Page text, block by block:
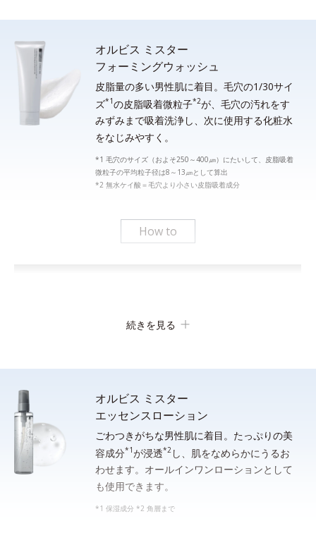
オルビス ミスター
フォーミングウォッシュ
皮脂量の多い男性肌に着目。毛穴の1/30サイ
ズ*1の皮脂吸着微粒子*2が、毛穴の汚れをす
みずみまで吸着洗浄し、次に使用する化粧水
をなじみやすく。
*1 毛穴のサイズ（およそ250～400㎛）にたいして、皮脂吸着
微粒子の平均粒子径は8～13㎛として算出
*2 無水ケイ酸＝毛穴より小さい皮脂吸着成分
How to
顔全体をぬらします。手のひらに適量（約２cm）をとり、水ま
たはぬるま湯でよく泡立ててから洗顔し、その後しっかり洗い流
*シェービングフォームとしてご使用になる場合は、洗面器等の器に適量をとり、水または
続きを見る
オルビス ミスター
エッセンスローション
ごわつきがちな男性肌に着目。たっぷりの美
容成分*1が浸透*2 し、肌をなめらかにうるお
わせます。オールインワンローションとして
も使用できます。
*1 保湿成分 *2 角層まで